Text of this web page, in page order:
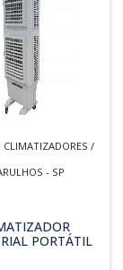
CLIMATIZADORES /
- SP
PORTÁTIL